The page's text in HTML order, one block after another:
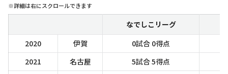
※詳細は右にスクロールできます
なでしこリーグ
2020
伊賀
0試合 0得点
2021
名古屋
5試合 5得点